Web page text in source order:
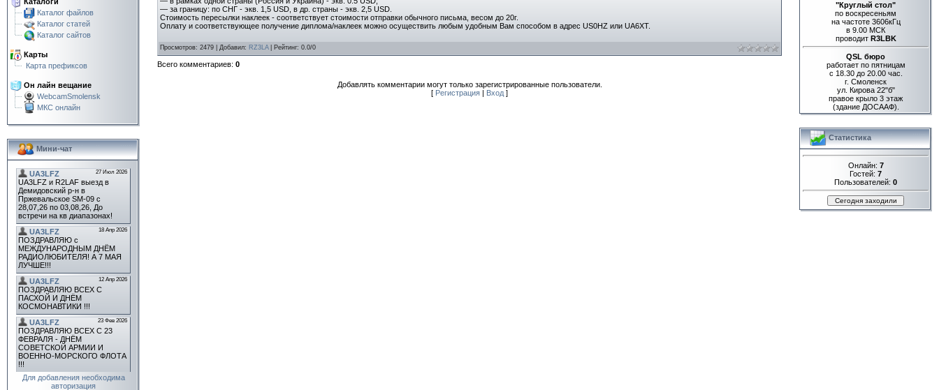
Каталог файлов
Каталог статей
Каталог сайтов
Карты
Карта префиксов
Он лайн вещание
WebcamSmolensk
МКС онлайн
Мини-чат
Для добавления необходима
авторизация
— за границу: по СHГ - экв. 1,5 USD, в др. страны - экв. 2,5 USD.
Стоимость пересылки наклеек - соответствует стоимости отправки обычного письма, весом до 20г.
Оплату и соответствующее получение диплома/наклеек можно осуществить любым удобным Вам способом в адрес US0HZ или UA6XT.
Просмотров: 2479 Добавил: RZ3LA Рейтинг: 0.0/0
Всего комментариев: 0
Добавлять комментарии могут только зарегистрированные пользователи.
[ Регистрация | Вход ]
"Круглый стол"
по воскресеньям
на частоте 3606кГц
в 9.00 МСК
проводит R3LBK
QSL бюро
работает по пятницам
с 18.30 до 20.00 час.
г. Смоленск
ул. Кирова 22"б"
правое крыло 3 этаж
(здание ДОСААФ).
Статистика
Онлайн: 7
Гостей: 7
Пользователей: 0